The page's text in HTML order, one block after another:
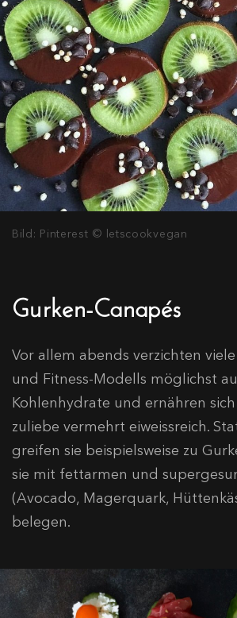
Bild: Pinterest © letscookvegan
Gurken-Canapés
Vor allem abends verzichten
und Fitness-Modells möglichst
Kohlenhydrate und ernähren
zuliebe vermehrt eiweissreich.
greifen sie beispielsweise zu
sie mit fettarmen und
(Avocado, Magerquark,
belegen.